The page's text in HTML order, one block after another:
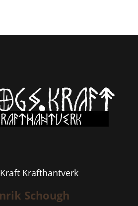
Krafthantverk
Schough